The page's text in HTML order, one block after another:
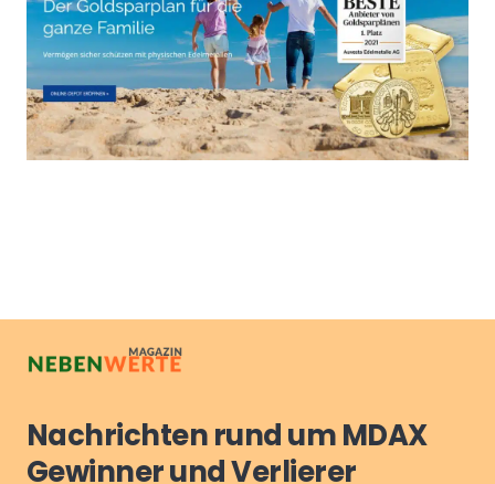
Nachrichten rund um MDAX
Gewinner und Verlierer